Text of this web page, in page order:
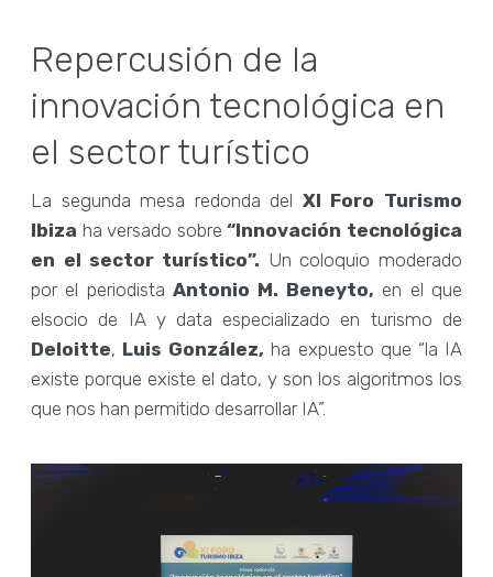
Repercusión de la
innovación tecnológica en
el sector turístico
La segunda mesa redonda del XI Foro Turismo
Ibiza ha versado sobre“Innovación tecnológica
en el sector turístico”. Un coloquio moderado
por el periodista Antonio M. Beneyto, en el que
elsocio de IA y data especializado en turismo de
Deloitte, Luis González, ha expuesto que “la IA
existe porque existe el dato, y son los algoritmos los
que nos han permitido desarrollar IA”.